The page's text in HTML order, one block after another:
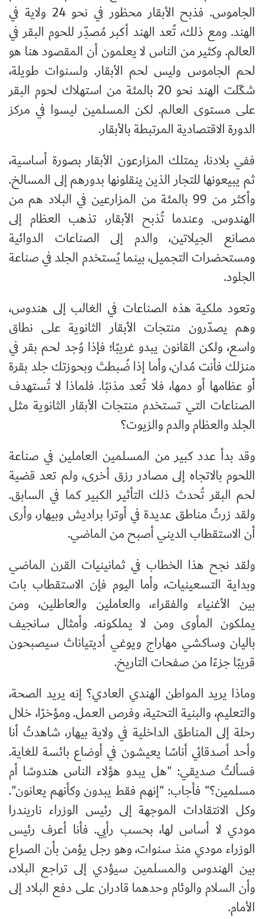
الجاموس. فذبح الأبقار محظور في نحو 24 ولاية في
الهند. ومع ذلك، تُعد الهند أكبر مُصدِّر للحوم البقر في
العالم. وكثير من الناس لا يعلمون أن المقصود هنا هو
لحم الجاموس وليس لحم الأبقار. ولسنوات طويلة،
شكّلت الهند نحو 20 بالمئة من استهلاك لحوم البقر
على مستوى العالم. لكن المسلمين ليسوا في مركز
الدورة الاقتصادية المرتبطة بالأبقار.
ففي بلادنا، يمتلك المزارعون الأبقار بصورة أساسية،
ثم يبيعونها للتجار الذين ينقلونها بدورهم إلى المسالخ.
وأكثر من 99 بالمئة من المزارعين في البلاد هم من
الهندوس. وعندما تُذبح الأبقار، تذهب العظام إلى
مصانع الجيلاتين، والدم إلى الصناعات الدوائية
ومستحضرات التجميل، بينما يُستخدم الجلد في صناعة
الجلود.
وتعود ملكية هذه الصناعات في الغالب إلى هندوس،
وهم يصدّرون منتجات الأبقار الثانوية على نطاق
واسع، ولكن القانون يبدو غريبًا؛ فإذا وُجد لحم بقر في
منزلك فأنت مُدان، وأما إذا ضُبطتَ وبحوزتك جلد بقرة
أو عظامها أو دمها، فلا تُعد مذنبًا. فلماذا لا تُستهدف
الصناعات التي تستخدم منتجات الأبقار الثانوية مثل
الجلد والعظام والدم والزيوت؟
وقد بدأ عدد كبير من المسلمين العاملين في صناعة
اللحوم بالاتجاه إلى مصادر رزق أخرى، ولم تعد قضية
لحم البقر تُحدث ذلك التأثير الكبير كما في السابق.
ولقد زرتُ مناطق عديدة في أوترا براديش وبيهار، وأرى
أن الاستقطاب الديني أصبح من الماضي.
ولقد نجح هذا الخطاب في ثمانينيات القرن الماضي
وبداية التسعينيات، وأما اليوم فإن الاستقطاب بات
بين الأغنياء والفقراء، والعاملين والعاطلين، ومن
يملكون المأوى ومن لا يملكونه. وأمثال سانجيف
باليان وساكشي مهاراج ويوغي أديتياناث سيصبحون
قريبًا جزءًا من صفحات التاريخ.
وماذا يريد المواطن الهندي العادي؟ إنه يريد الصحة،
والتعليم، والبنية التحتية، وفرص العمل. ومؤخرًا، خلال
رحلة إلى المناطق الداخلية في ولاية بيهار، شاهدتُ أنا
وأحد أصدقائي أناسًا يعيشون في أوضاع بائسة للغاية.
فسألتُ صديقي: "هل يبدو هؤلاء الناس هندوسًا أم
مسلمين؟" فأجاب: "إنهم فقط يبدون وكأنهم يعانون".
وكل الانتقادات الموجهة إلى رئيس الوزراء ناريندرا
مودي لا أساس لها، بحسب رأيي. فأنا أعرف رئيس
الوزراء مودي منذ سنوات، وهو رجل يؤمن بأن الصراع
بين الهندوس والمسلمين سيؤدي إلى تراجع البلاد،
وأن السلام والوئام وحدهما قادران على دفع البلاد إلى
الأمام.